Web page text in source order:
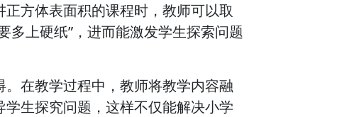
方体表面积的课程时，教师可以取
多上硬纸”，进而能激发学生探索问题
在教学过程中，教师将教学内容融
生探究问题，这样不仅能解决小学